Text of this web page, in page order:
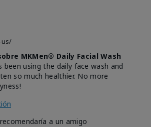
us/
MKMen® Daily Facial Wash
been using the daily face wash and
so much healthier. No more
a un amigo